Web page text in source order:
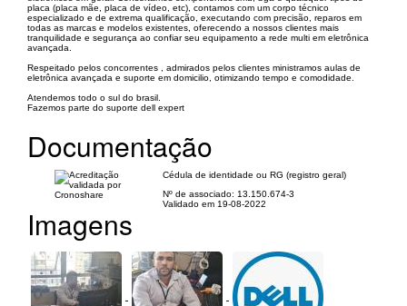
placa (placa mãe, placa de vídeo, etc), contamos com um corpo técnico
especializado e de extrema qualificação, executando com precisão, reparos em
todas as marcas e modelos existentes, oferecendo a nossos clientes mais
tranquilidade e segurança ao confiar seu equipamento a rede multi em eletrônica
avançada.
Respeitado pelos concorrentes , admirados pelos clientes ministramos aulas de
eletrônica avançada e suporte em domicilio, otimizando tempo e comodidade.
Atendemos todo o sul do brasil.
Fazemos parte do suporte dell expert
Documentação
Cédula de identidade ou RG (registro geral)
Nº de associado: 13.150.674-3
Validado em 19-08-2022
Imagens